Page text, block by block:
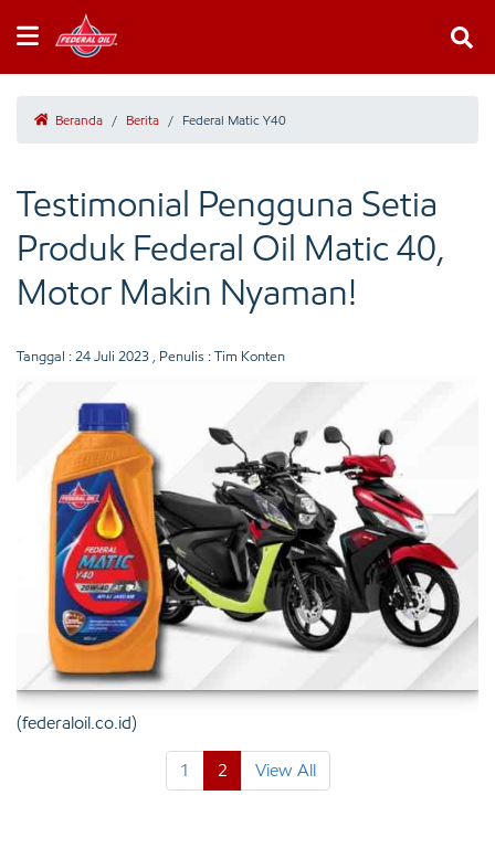
Beranda / Berita / Federal Matic Y40
Testimonial Pengguna Setia
Produk Federal Oil Matic 40,
Motor Makin Nyaman!
Tanggal : 24 Juli 2023 , Penulis : Tim Konten
(federaloil.co.id)
1 2 View All